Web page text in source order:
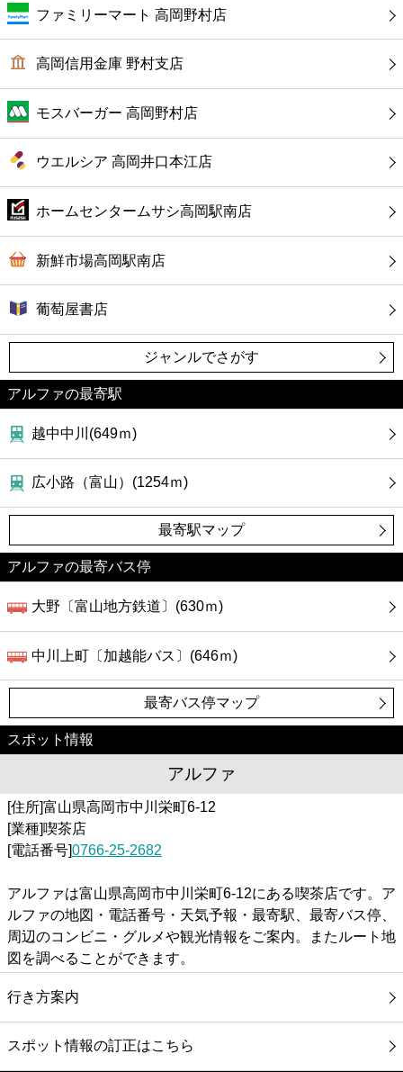
病院
ホテル
ファミリーマート 高岡野村店
高岡信用金庫 野村支店
モスバーガー 高岡野村店
ウエルシア 高岡井口本江店
ホームセンタームサシ高岡駅南店
新鮮市場高岡駅南店
葡萄屋書店
ジャンルでさがす
アルファの最寄駅
越中中川(649ｍ)
広小路（富山）(1254ｍ)
最寄駅マップ
アルファの最寄バス停
大野〔富山地方鉄道〕(630ｍ)
中川上町〔加越能バス〕(646ｍ)
最寄バス停マップ
スポット情報
アルファ
[住所]富山県高岡市中川栄町6-12
[業種]喫茶店
[電話番号]0766-25-2682
アルファは富山県高岡市中川栄町6-12にある喫茶店です。ア
ルファの地図・電話番号・天気予報・最寄駅、最寄バス停、
周辺のコンビニ・グルメや観光情報をご案内。またルート地
図を調べることができます。
行き方案内
スポット情報の訂正はこちら